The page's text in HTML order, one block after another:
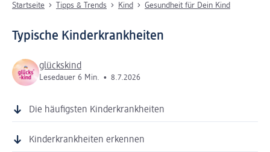
Startseite Tipps & Trends Kind Gesundheit für Dein Kind
Typische Kinderkrankheiten
glückskind
Lesedauer 6 Min. • 8.7.2026
Die häufigsten Kinderkrankheiten
Kinderkrankheiten erkennen